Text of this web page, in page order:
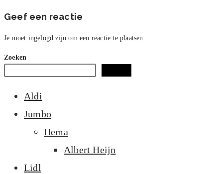
site
zoekpaneel
sluiten.
Geef een reactie
Je moet ingelogd zijn om een reactie te plaatsen.
Zoeken
Aldi
Jumbo
Hema
Albert Heijn
Lidl